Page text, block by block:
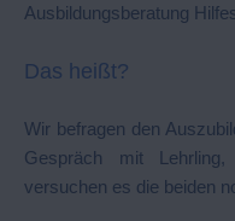
Ausbildungsberatung
Das heißt?
Wir befragen den
Gespräch mit
versuchen es die beiden